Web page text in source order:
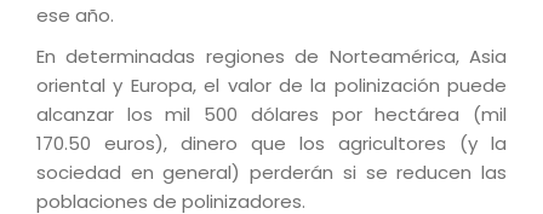
ese año.
En determinadas regiones de Norteamérica, Asia
oriental y Europa, el valor de la polinización puede
alcanzar los mil 500 dólares por hectárea (mil
170.50 euros), dinero que los agricultores (y la
sociedad en general) perderán si se reducen las
poblaciones de polinizadores.